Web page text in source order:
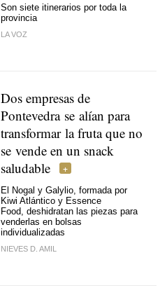
Son siete itinerarios por toda la
provincia
LA VOZ
Dos empresas de
Pontevedra se alían para
transformar la fruta que no
se vende en un snack
saludable
El Nogal y Galylio, formada por
Kiwi Atlántico y Essence
Food, deshidratan las piezas para
venderlas en bolsas
individualizadas
NIEVES D. AMIL